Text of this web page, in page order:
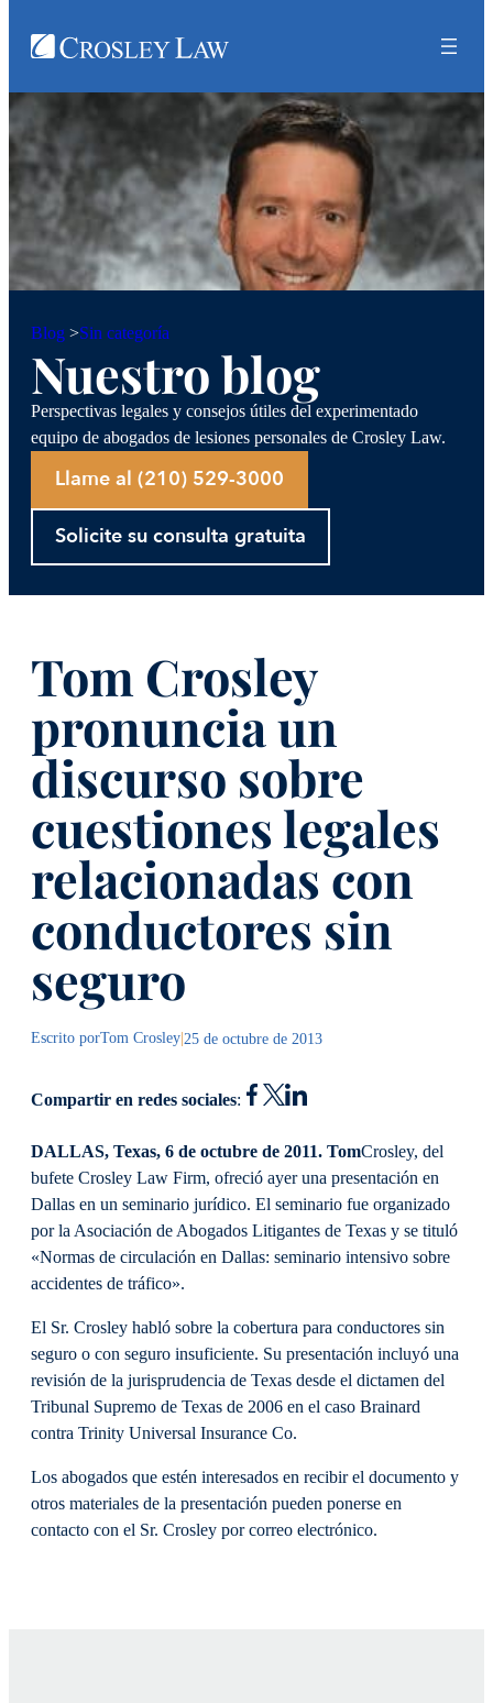
Blog >Sin categoría
Nuestro blog
Perspectivas legales y consejos útiles del experimentado
equipo de abogados de lesiones personales de Crosley Law.
Llame al (210) 529-3000
Solicite su consulta gratuita
Tom Crosley
pronuncia un
discurso sobre
cuestiones legales
relacionadas con
conductores sin
seguro
Escrito porTom Crosley|25 de octubre de 2013
Compartir en redes sociales:
DALLAS, Texas, 6 de octubre de 2011. TomCrosley, del
bufete Crosley Law Firm, ofreció ayer una presentación en
Dallas en un seminario jurídico. El seminario fue organizado
por la Asociación de Abogados Litigantes de Texas y se tituló
«Normas de circulación en Dallas: seminario intensivo sobre
accidentes de tráfico».
El Sr. Crosley habló sobre la cobertura para conductores sin
seguro o con seguro insuficiente. Su presentación incluyó una
revisión de la jurisprudencia de Texas desde el dictamen del
Tribunal Supremo de Texas de 2006 en el caso Brainard
contra Trinity Universal Insurance Co.
Los abogados que estén interesados en recibir el documento y
otros materiales de la presentación pueden ponerse en
contacto con el Sr. Crosley por correo electrónico.